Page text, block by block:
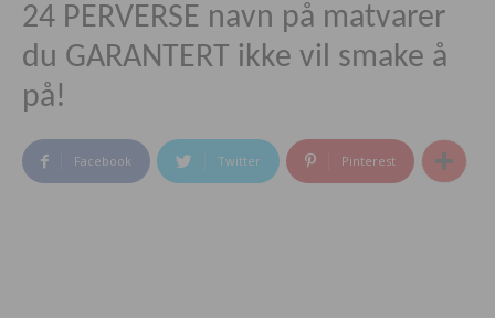
24 PERVERSE navn på matvarer
du GARANTERT ikke vil smake å
på!
Facebook Twitter Pinterest